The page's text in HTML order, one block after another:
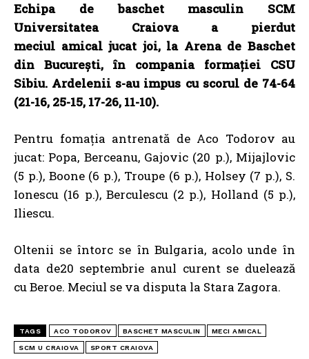
Echipa de baschet masculin SCM
Universitatea Craiova a pierdut
meciul amical jucat joi, la Arena de Baschet
din București, în compania formației CSU
Sibiu. Ardelenii s-au impus cu scorul de 74-64
(21-16, 25-15, 17-26, 11-10).
Pentru fomația antrenată de Aco Todorov au
jucat: Popa, Berceanu, Gajovic (20 p.), Mijajlovic
(5 p.), Boone (6 p.), Troupe (6 p.), Holsey (7 p.), S.
Ionescu (16 p.), Berculescu (2 p.), Holland (5 p.),
Iliescu.
Oltenii se întorc se în Bulgaria, acolo unde în
data de20 septembrie anul curent se duelează
cu Beroe. Meciul se va disputa la Stara Zagora.
TAGS ACO TODOROV BASCHET MASCULIN MECI AMICAL
SCM U CRAIOVA SPORT CRAIOVA